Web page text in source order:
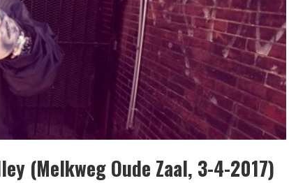
(Melkweg Oude Zaal, 3-4-2017)